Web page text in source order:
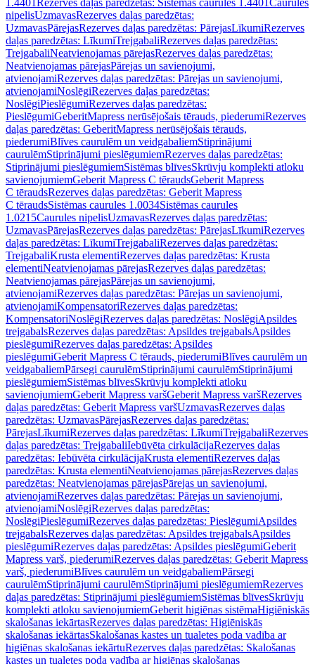
1.4401Rezerves daļas paredzētas: Sistēmas caurules 1.4401Caurules
nipelisUzmavasRezerves daļas paredzētas:
UzmavasPārejasRezerves daļas paredzētas: PārejasLīkumiRezerves
daļas paredzētas: LīkumiTrejgabaliRezerves daļas paredzētas:
TrejgabaliNeatvienojamas pārejasRezerves daļas paredzētas:
Neatvienojamas pārejasPārejas un savienojumi,
atvienojamiRezerves daļas paredzētas: Pārejas un savienojumi,
atvienojamiNoslēgiRezerves daļas paredzētas:
NoslēgiPieslēgumiRezerves daļas paredzētas:
PieslēgumiGeberitMapress nerūsējošais tērauds, piederumiRezerves
daļas paredzētas: GeberitMapress nerūsējošais tērauds,
piederumiBlīves caurulēm un veidgabaliemStiprinājumi
caurulēmStiprinājumi pieslēgumiemRezerves daļas paredzētas:
Stiprinājumi pieslēgumiemSistēmas blīvesSkrūvju komplekti atloku
savienojumiemGeberit Mapress C tēraudsGeberit Mapress
C tēraudsRezerves daļas paredzētas: Geberit Mapress
C tēraudsSistēmas caurules 1.0034Sistēmas caurules
1.0215Caurules nipelisUzmavasRezerves daļas paredzētas:
UzmavasPārejasRezerves daļas paredzētas: PārejasLīkumiRezerves
daļas paredzētas: LīkumiTrejgabaliRezerves daļas paredzētas:
TrejgabaliKrusta elementiRezerves daļas paredzētas: Krusta
elementiNeatvienojamas pārejasRezerves daļas paredzētas:
Neatvienojamas pārejasPārejas un savienojumi,
atvienojamiRezerves daļas paredzētas: Pārejas un savienojumi,
atvienojamiKompensatoriRezerves daļas paredzētas:
KompensatoriNoslēgiRezerves daļas paredzētas: NoslēgiApsildes
trejgabalsRezerves daļas paredzētas: Apsildes trejgabalsApsildes
pieslēgumiRezerves daļas paredzētas: Apsildes
pieslēgumiGeberit Mapress C tērauds, piederumiBlīves caurulēm un
veidgabaliemPārsegi caurulēmStiprinājumi caurulēmStiprinājumi
pieslēgumiemSistēmas blīvesSkrūvju komplekti atloku
savienojumiemGeberit Mapress varšGeberit Mapress varšRezerves
daļas paredzētas: Geberit Mapress varšUzmavasRezerves daļas
paredzētas: UzmavasPārejasRezerves daļas paredzētas:
PārejasLīkumiRezerves daļas paredzētas: LīkumiTrejgabaliRezerves
daļas paredzētas: TrejgabaliIebūvēta cirkulācijaRezerves daļas
paredzētas: Iebūvēta cirkulācijaKrusta elementiRezerves daļas
paredzētas: Krusta elementiNeatvienojamas pārejasRezerves daļas
paredzētas: Neatvienojamas pārejasPārejas un savienojumi,
atvienojamiRezerves daļas paredzētas: Pārejas un savienojumi,
atvienojamiNoslēgiRezerves daļas paredzētas:
NoslēgiPieslēgumiRezerves daļas paredzētas: PieslēgumiApsildes
trejgabalsRezerves daļas paredzētas: Apsildes trejgabalsApsildes
pieslēgumiRezerves daļas paredzētas: Apsildes pieslēgumiGeberit
Mapress varš, piederumiRezerves daļas paredzētas: Geberit Mapress
varš, piederumiBlīves caurulēm un veidgabaliemPārsegi
caurulēmStiprinājumi caurulēmStiprinājumi pieslēgumiemRezerves
daļas paredzētas: Stiprinājumi pieslēgumiemSistēmas blīvesSkrūvju
komplekti atloku savienojumiemGeberit higiēnas sistēmaHigiēniskās
skalošanas iekārtasRezerves daļas paredzētas: Higiēniskās
skalošanas iekārtasSkalošanas kastes un tualetes poda vadība ar
higiēnas skalošanas iekārtuRezerves daļas paredzētas: Skalošanas
kastes un tualetes poda vadība ar higiēnas skalošanas